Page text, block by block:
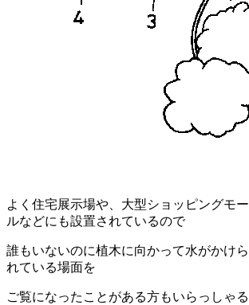
よく住宅展示場や、大型ショッピングモー
ルなどにも設置されているので
誰もいないのに植木に向かって水がかけら
れている場面を
ご覧になったことがある方もいらっしゃる